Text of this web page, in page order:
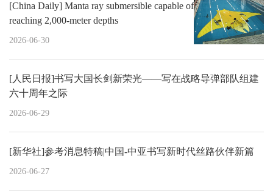
[China Daily] Manta ray submersible capable of
reaching 2,000-meter depths
2026-06-30
[人民日报]书写大国长剑新荣光——写在战略导弹部队组建
六十周年之际
2026-06-29
[新华社]参考消息特稿|中国-中亚书写新时代丝路伙伴新篇
2026-06-27